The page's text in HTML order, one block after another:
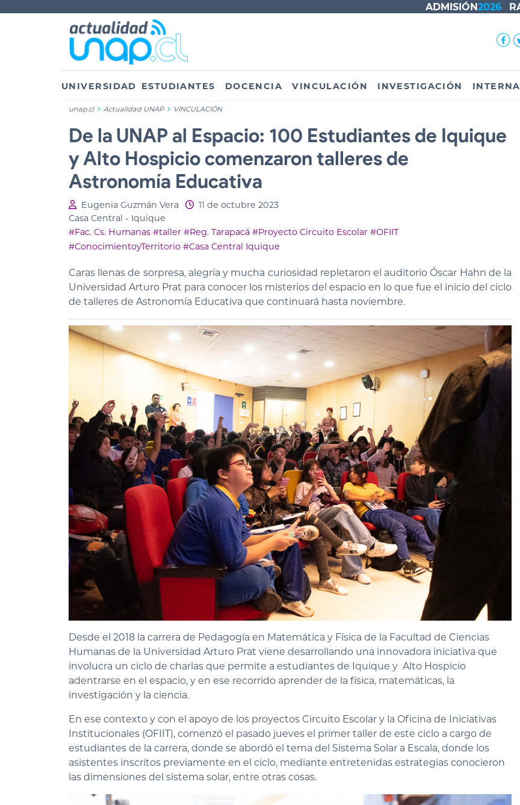
ADMISIÓN2026
UNIVERSIDAD ESTUDIANTES DOCENCIA VINCULACIÓN INVESTIGACIÓN
unap.cl Actualidad UNAP VINCULACIÓN
De la UNAP al Espacio: 100 Estudiantes de Iquique
y Alto Hospicio comenzaron talleres de
Astronomía Educativa
Eugenia Guzmán Vera
11 de octubre 2023
Casa Central - Iquique
#Fac. Cs. Humanas #taller #Reg. Tarapacá #Proyecto Circuito Escolar #OFIIT
#ConocimientoyTerritorio #Casa Central Iquique
Caras llenas de sorpresa, alegría y mucha curiosidad repletaron el auditorio Óscar Hahn de la
Universidad Arturo Prat para conocer los misterios del espacio en lo que fue el inicio del ciclo
de talleres de Astronomía Educativa que continuará hasta noviembre.
Desde el 2018 la carrera de Pedagogía en Matemática y Física de la Facultad de Ciencias
Humanas de la Universidad Arturo Prat viene desarrollando una innovadora iniciativa que
involucra un ciclo de charlas que permite a estudiantes de Iquique y Alto Hospicio
adentrarse en el espacio, y en ese recorrido aprender de la física, matemáticas, la
investigación y la ciencia.
En ese contexto y con el apoyo de los proyectos Circuito Escolar y la Oficina de Iniciativas
Institucionales (OFIIT), comenzó el pasado jueves el primer taller de este ciclo a cargo de
estudiantes de la carrera, donde se abordó el tema del Sistema Solar a Escala, donde los
asistentes inscritos previamente en el ciclo, mediante entretenidas estrategias conocieron
las dimensiones del sistema solar, entre otras cosas.